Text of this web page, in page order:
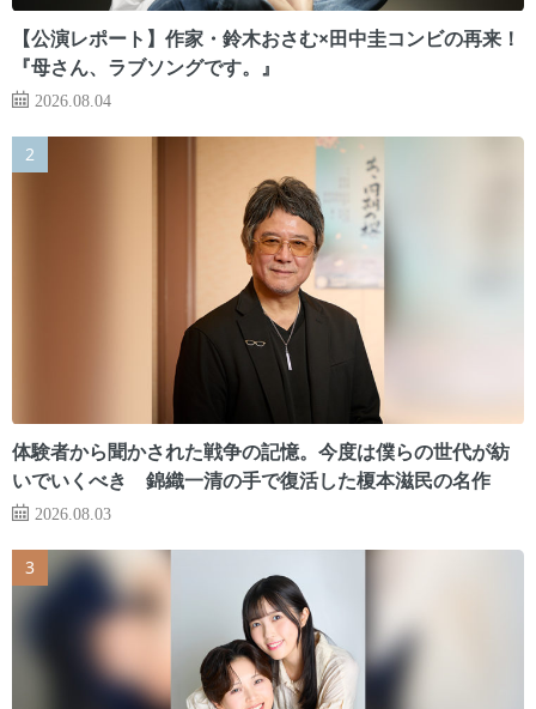
【公演レポート】作家・鈴木おさむ×田中圭コンビの再来！
『母さん、ラブソングです。』
2026.08.04
体験者から聞かされた戦争の記憶。今度は僕らの世代が紡
いでいくべき 錦織一清の手で復活した榎本滋民の名作
2026.08.03